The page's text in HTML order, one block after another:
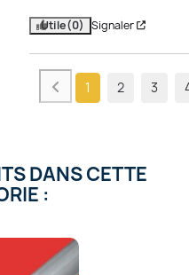
Utile(0) Signaler
1 2 3
DANS CETTE
: